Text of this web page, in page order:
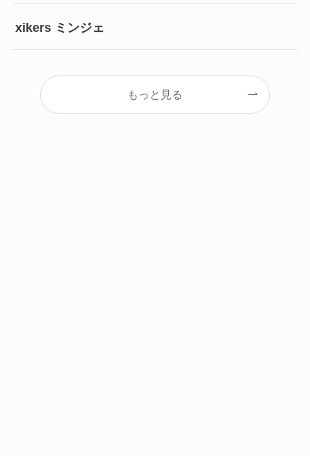
xikers ミンジェ
もっと見る